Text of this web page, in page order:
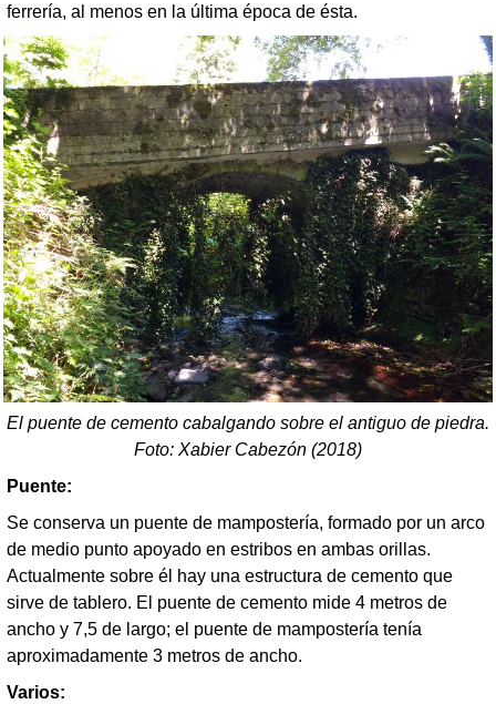
ferrería, al menos en la última época de ésta.
El puente de cemento cabalgando sobre el antiguo de piedra.
Foto: Xabier Cabezón (2018)
Puente:
Se conserva un puente de mampostería, formado por un arco
de medio punto apoyado en estribos en ambas orillas.
Actualmente sobre él hay una estructura de cemento que
sirve de tablero. El puente de cemento mide 4 metros de
ancho y 7,5 de largo; el puente de mampostería tenía
aproximadamente 3 metros de ancho.
Varios: